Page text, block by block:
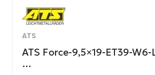
ATS
ATS Force-9,5×19-ET39-W6-
…